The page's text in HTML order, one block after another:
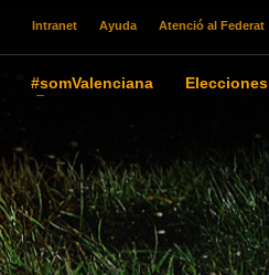
Intranet Ayuda Atenció al Federat
#somValenciana